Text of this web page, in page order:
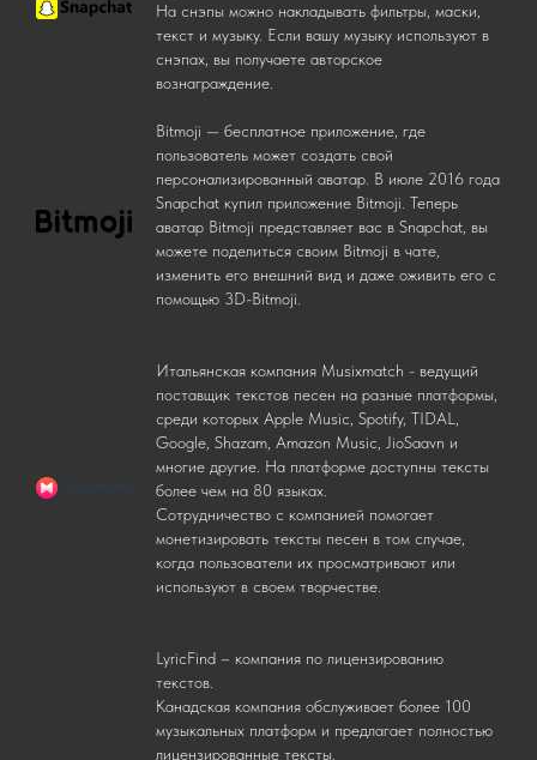
На снэпы можно накладывать фильтры, маски,
текст и музыку. Если вашу музыку используют в
снэпах, вы получаете авторское
вознаграждение.
Bitmoji — бесплатное приложение, где
пользователь может создать свой
персонализированный аватар. В июле 2016 года
Snapchat купил приложение Bitmoji. Теперь
аватар Bitmoji представляет вас в Snapchat, вы
можете поделиться своим Bitmoji в чате,
изменить его внешний вид и даже оживить его с
помощью 3D-Bitmoji.
Итальянская компания Musixmatch - ведущий
поставщик текстов песен на разные платформы,
среди которых Apple Music, Spotify, TIDAL,
Google, Shazam, Amazon Music, JioSaavn и
многие другие. На платформе доступны тексты
более чем на 80 языках.
Сотрудничество с компанией помогает
монетизировать тексты песен в том случае,
когда пользователи их просматривают или
используют в своем творчестве.
LyricFind – компания по лицензированию
текстов.
Канадская компания обслуживает более 100
музыкальных платформ и предлагает полностью
лицензированные тексты.